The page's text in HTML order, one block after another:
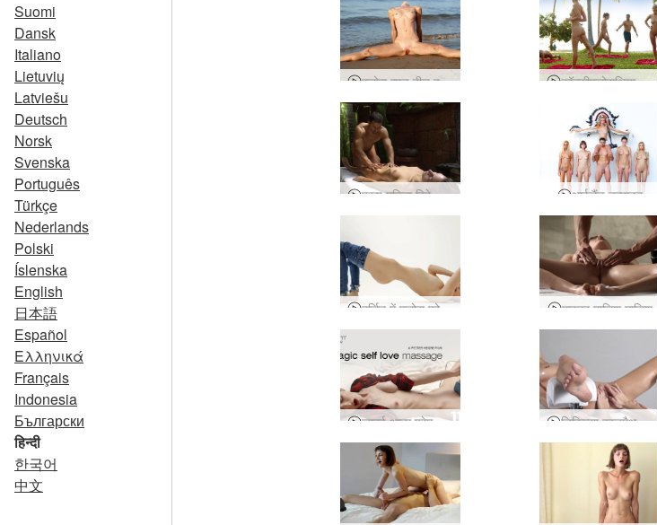
Suomi
Dansk
Italiano
Lietuvių
Latviešu
Deutsch
Norsk
Svenska
Português
Türkçe
Nederlands
Polski
Íslenska
English
日本語
Español
Ελληνικά
Français
Indonesia
Български
हिन्दी
한국어
中文
फ्लोरा न्यूड बीच वर्कआउट कॉक्सीफ्लोराथियाज़ाइकानेकेडवर्कआउट
पुरुष महिला विदेशी मालिश थाईलैंड उत्पादन
बर्लिन में फ्लोरा फोटोशूट मास्टर मालिश मालिश
जादुई आत्म प्रेम मालिश चिकित्सा हस्तमैथुन मालिश